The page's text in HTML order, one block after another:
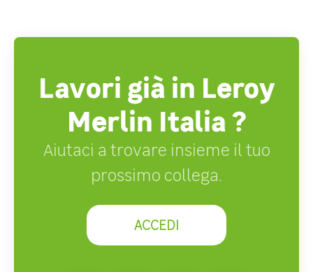
Lavori già in Leroy
Merlin Italia ?
Aiutaci a trovare insieme il tuo
prossimo collega.
ACCEDI